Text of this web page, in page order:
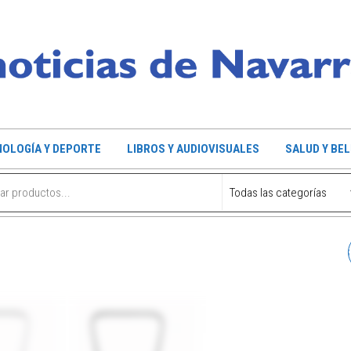
Y DEPORTE LIBROS Y AUDIOVISUALES SALUD Y
LIBRO RUTAS A